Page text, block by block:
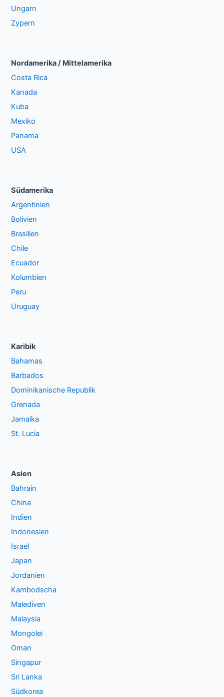
Ungarn
Zypern
Nordamerika / Mittelamerika
Costa Rica
Kanada
Kuba
Mexiko
Panama
USA
Südamerika
Argentinien
Bolivien
Brasilien
Chile
Ecuador
Kolumbien
Peru
Uruguay
Karibik
Bahamas
Barbados
Dominikanische Republik
Grenada
Jamaika
St. Lucia
Asien
Bahrain
China
Indien
Indonesien
Israel
Japan
Jordanien
Kambodscha
Malediven
Malaysia
Mongolei
Oman
Singapur
Sri Lanka
Südkorea